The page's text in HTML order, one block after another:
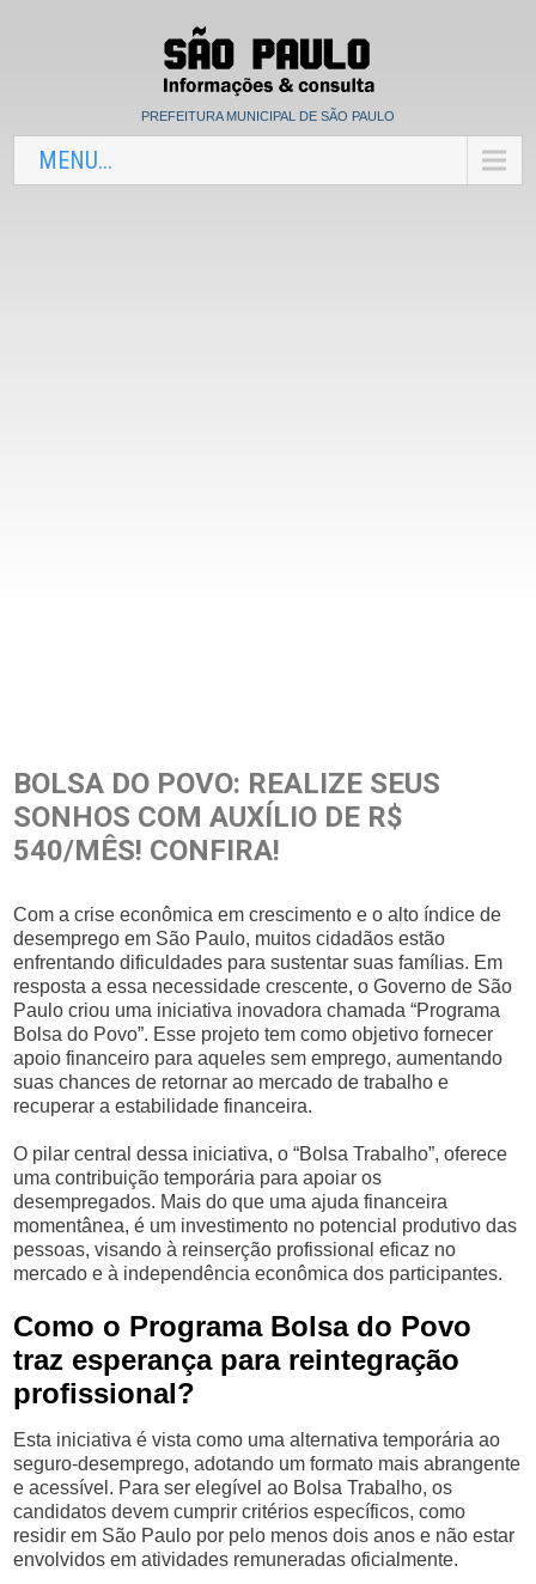
PREFEITURA MUNICIPAL DE SÃO PAULO
MENU...
BOLSA DO POVO: REALIZE SEUS
SONHOS COM AUXÍLIO DE R$
540/MÊS! CONFIRA!
Com a crise econômica em crescimento e o alto índice de
desemprego em São Paulo, muitos cidadãos estão
enfrentando dificuldades para sustentar suas famílias. Em
resposta a essa necessidade crescente, o Governo de São
Paulo criou uma iniciativa inovadora chamada “Programa
Bolsa do Povo”. Esse projeto tem como objetivo fornecer
apoio financeiro para aqueles sem emprego, aumentando
suas chances de retornar ao mercado de trabalho e
recuperar a estabilidade financeira.
O pilar central dessa iniciativa, o “Bolsa Trabalho”, oferece
uma contribuição temporária para apoiar os
desempregados. Mais do que uma ajuda financeira
momentânea, é um investimento no potencial produtivo das
pessoas, visando à reinserção profissional eficaz no
mercado e à independência econômica dos participantes.
Como o Programa Bolsa do Povo
traz esperança para reintegração
profissional?
Esta iniciativa é vista como uma alternativa temporária ao
seguro-desemprego, adotando um formato mais abrangente
e acessível. Para ser elegível ao Bolsa Trabalho, os
candidatos devem cumprir critérios específicos, como
residir em São Paulo por pelo menos dois anos e não estar
envolvidos em atividades remuneradas oficialmente.